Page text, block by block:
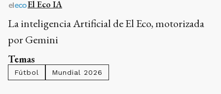
El Eco IA
La inteligencia Artificial de El Eco, motorizada
por Gemini
Temas
Fútbol Mundial 2026